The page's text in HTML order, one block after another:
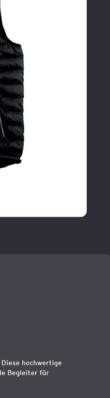
hochwertige
Begleiter für